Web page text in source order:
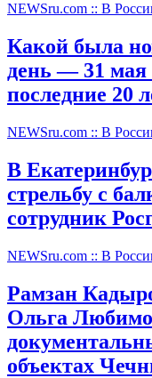
NEWSru.com :: В
Какой была
день — 31 мая
последние 20
NEWSru.com :: В
В
стрельбу с
сотрудник
NEWSru.com :: В
Рамзан
Ольга
объектах